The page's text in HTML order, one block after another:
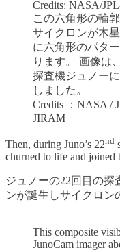
Credits: NASA/
この六角形の輪
サイクロンが木
に六角形のパタ
ります。 画像は
探査機ジュノー
しました。
Credits ：NASA /
JIRAM
Then, during Juno’s 22nd
churned to life and joined
ジュノーの22回目の探
ンが誕生しサイクロン
This composite
JunoCam imager